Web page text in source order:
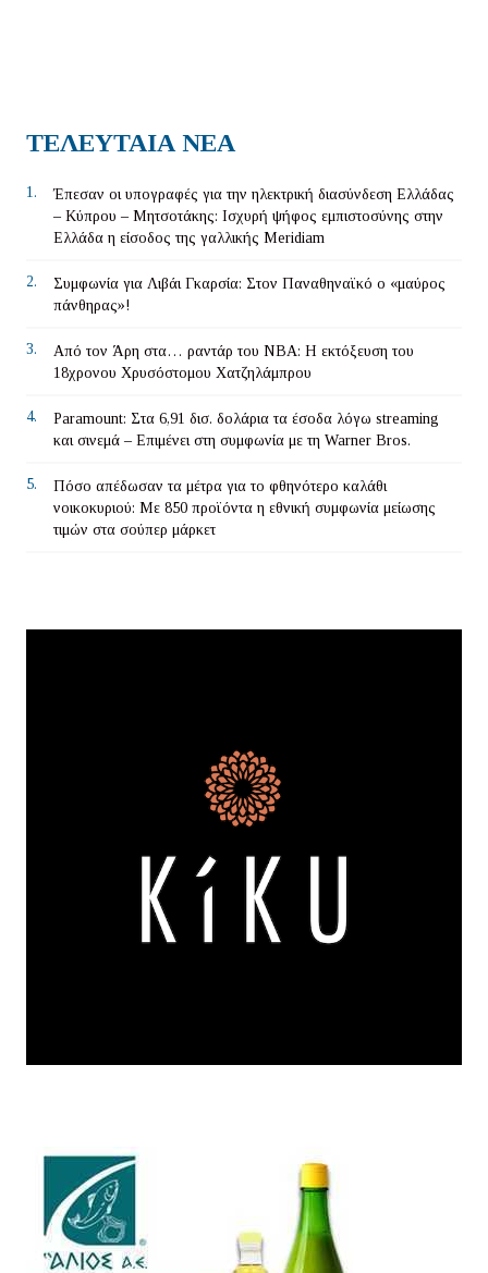
ΤΕΛΕΥΤΑΙΑ ΝΕΑ
1.
Έπεσαν οι υπογραφές για την ηλεκτρική διασύνδεση Ελλάδας
– Κύπρου – Μητσοτάκης: Ισχυρή ψήφος εμπιστοσύνης στην
Ελλάδα η είσοδος της γαλλικής Meridiam
2.
Συμφωνία για Λιβάι Γκαρσία: Στον Παναθηναϊκό ο «μαύρος
πάνθηρας»!
3.
Από τον Άρη στα… ραντάρ του ΝΒΑ: Η εκτόξευση του
18χρονου Χρυσόστομου Χατζηλάμπρου
4.
Paramount: Στα 6,91 δισ. δολάρια τα έσοδα λόγω streaming
και σινεμά – Επιμένει στη συμφωνία με τη Warner Bros.
5.
Πόσο απέδωσαν τα μέτρα για το φθηνότερο καλάθι
νοικοκυριού: Με 850 προϊόντα η εθνική συμφωνία μείωσης
τιμών στα σούπερ μάρκετ